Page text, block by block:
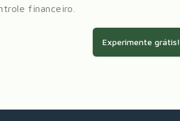
financeiro.
Experimente grátis!